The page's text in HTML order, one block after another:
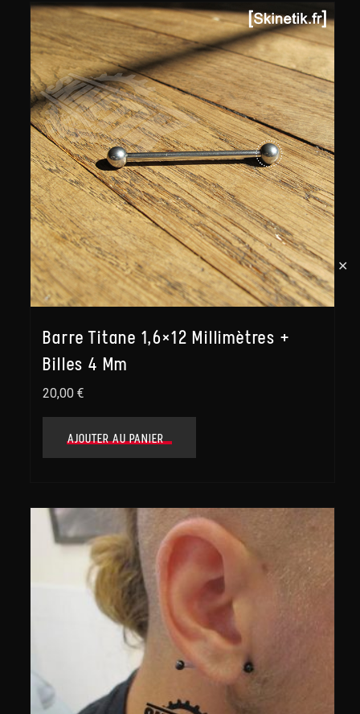
✕
Barre Titane 1,6×12 Millimètres +
Billes 4 Mm
20,00€
AJOUTER AU PANIER